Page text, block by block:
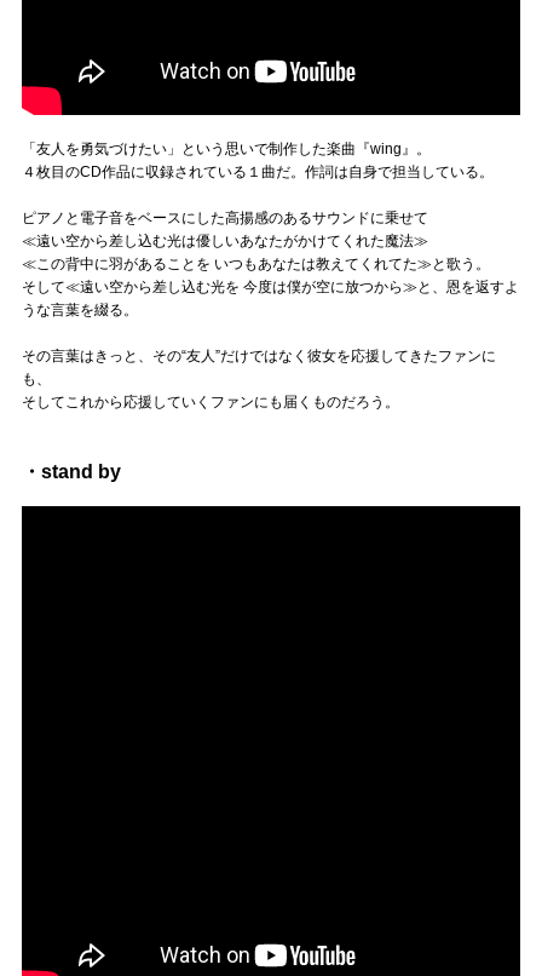
「友人を勇気づけたい」という思いで制作した楽曲『wing』。
４枚目のCD作品に収録されている１曲だ。作詞は自身で担当している。
ピアノと電子音をベースにした高揚感のあるサウンドに乗せて
≪遠い空から差し込む光は優しいあなたがかけてくれた魔法≫
≪この背中に羽があることを いつもあなたは教えてくれてた≫と歌う。
そして≪遠い空から差し込む光を 今度は僕が空に放つから≫と、恩を返すよ
うな言葉を綴る。
その言葉はきっと、その“友人”だけではなく彼女を応援してきたファンに
も、
そしてこれから応援していくファンにも届くものだろう。
・stand by